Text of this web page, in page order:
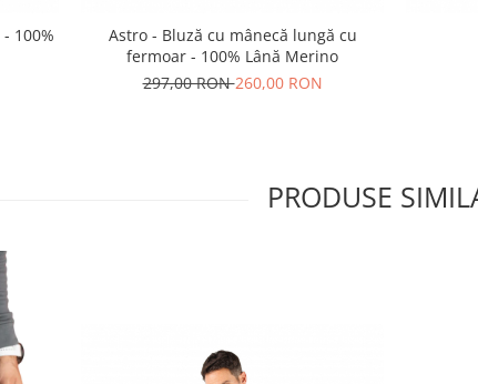
Astro - Bluză cu mânecă lungă cu
fermoar - 100% Lână Merino
297,00 RON260,00 RON
PRODUSE